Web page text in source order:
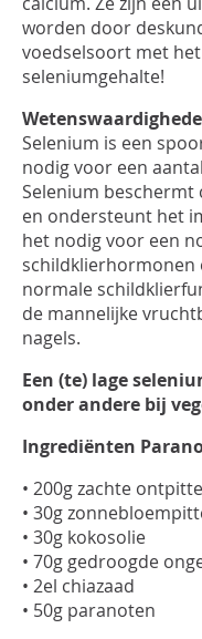
worden door
voedselsoort met
seleniumgehalte!
Selenium is een
nodig voor een
Selenium beschermt
en ondersteunt het
het nodig voor een
schildklierhormonen
normale
de mannelijke
nagels.
Een (te) lage
onder andere bij
Ingrediënten
• 200g zachte
• 30g
• 30g kokosolie
• 70g gedroogde
• 2el chiazaad
• 50g paranoten